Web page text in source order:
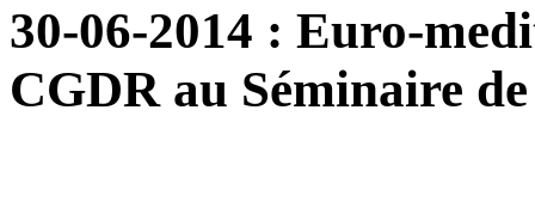
30-06-2014 : Euro-
CGDR au Séminaire